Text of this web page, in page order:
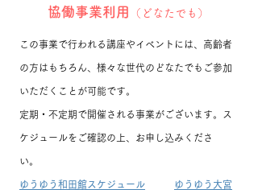
協働事業利用 （どなたでも）
この事業で行われる講座やイベントには、高齢者
の方はもちろん、様々な世代のどなたでもご参加
いただくことが可能です。
定期・不定期で開催される事業がございます。ス
ケジュールをご確認の上、お申し込みくださ
い。
ゆうゆう和田館スケジュール ゆうゆう大宮